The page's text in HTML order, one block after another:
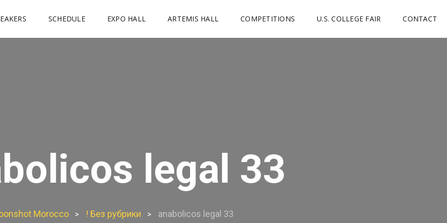
SCHEDULE EXPO HALL ARTEMIS HALL COMPETITIONS U.S. COLLEGE FAIR CONTACT
legal 33
Morocco > ! Без рубрики > anabolicos legal 33